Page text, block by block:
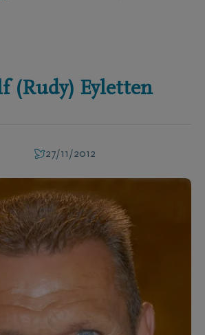
(Rudy) Eyletten
27/11/2012